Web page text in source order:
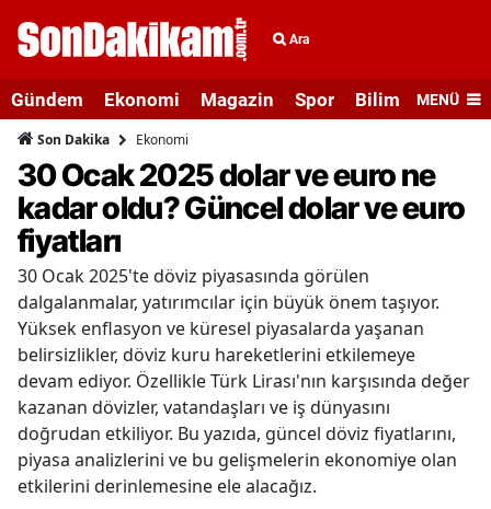
Ara
Gündem Ekonomi Magazin Spor Bilim veMENÜ
Son Dakika Ekonomi
30 Ocak 2025 dolar ve euro ne
kadar oldu? Güncel dolar ve euro
fiyatları
30 Ocak 2025'te döviz piyasasında görülen
dalgalanmalar, yatırımcılar için büyük önem taşıyor.
Yüksek enflasyon ve küresel piyasalarda yaşanan
belirsizlikler, döviz kuru hareketlerini etkilemeye
devam ediyor. Özellikle Türk Lirası'nın karşısında değer
kazanan dövizler, vatandaşları ve iş dünyasını
doğrudan etkiliyor. Bu yazıda, güncel döviz fiyatlarını,
piyasa analizlerini ve bu gelişmelerin ekonomiye olan
etkilerini derinlemesine ele alacağız.